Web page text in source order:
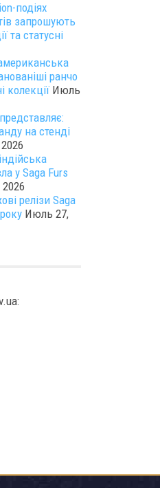
подіях
запрошують
та статусні
ранчо
колекції Июль
на стенді
у Saga Furs
релізи Saga
Июль 27,